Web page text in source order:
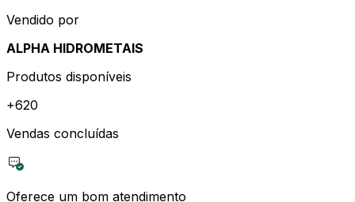
Vendido por
ALPHA HIDROMETAIS
Produtos disponíveis
+620
Vendas concluídas
Oferece um bom atendimento